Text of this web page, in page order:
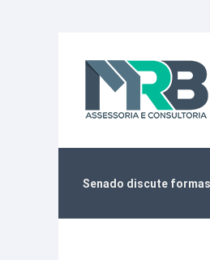
Senado discute